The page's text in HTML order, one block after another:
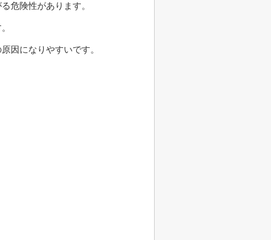
危険性があります。
因になりやすいです。